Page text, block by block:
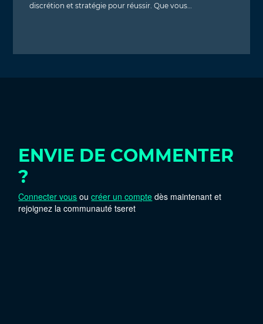
discrétion et stratégie pour réussir. Que vous…
ENVIE DE COMMENTER
?
Connecter vous oucréer un compte dès maintenant et
rejoignez la communauté tseret